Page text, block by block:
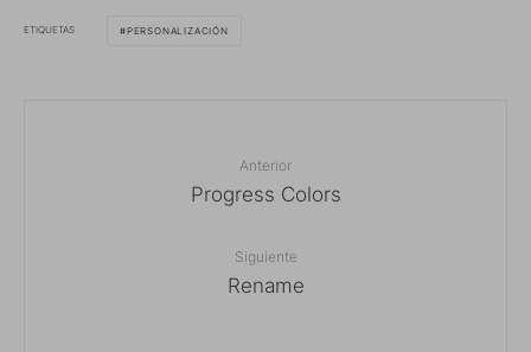
ETIQUETAS PERSONALIZACIÓN
Anterior
Progress Colors
Siguiente
Rename